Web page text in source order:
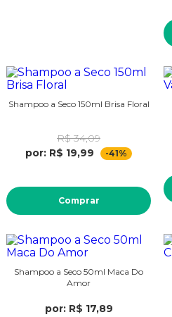
Shampoo a Seco 150ml Brisa Floral
R$ 34,09
por: R$ 19,99
-41%
Comprar
Shampoo a Seco 50ml Maca Do
Amor
por: R$ 17,89